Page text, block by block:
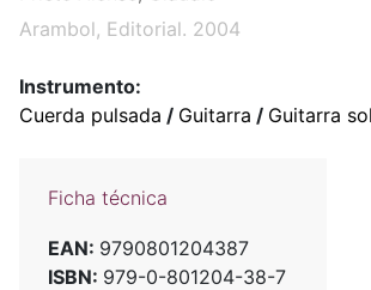
Arambol, Editorial. 2004
Instrumento:
Cuerda pulsada / Guitarra / Guitarra
Ficha técnica
EAN: 9790801204387
ISBN: 979-0-801204-38-7